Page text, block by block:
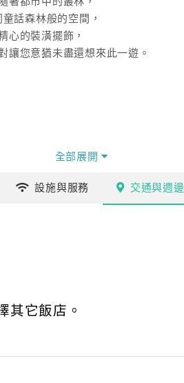
話森林般的空間，
心的裝潢擺飾，
讓您意猶未盡還想來此一遊。
全部展開
設施與服務 交通與週邊
其它飯店。